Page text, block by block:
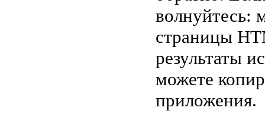
волнуйтесь:
страницы
результаты
можете
приложения.